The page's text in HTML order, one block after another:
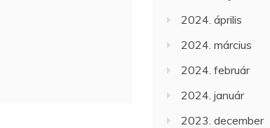
2024. április
2024. március
2024. február
2024. január
2023. december